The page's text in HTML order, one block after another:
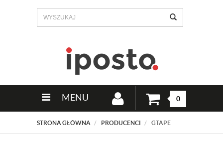
MENU 0
STRONA GŁÓWNA PRODUCENCI GTAPE